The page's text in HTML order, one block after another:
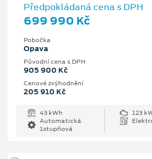
Předpokládaná cena s DPH
699 990 Kč
Pobočka
Opava
Původní cena s DPH
905 900 Kč
Cenové zvýhodnění
205 910 Kč
43 kWh
123
Automatická
1stupňová